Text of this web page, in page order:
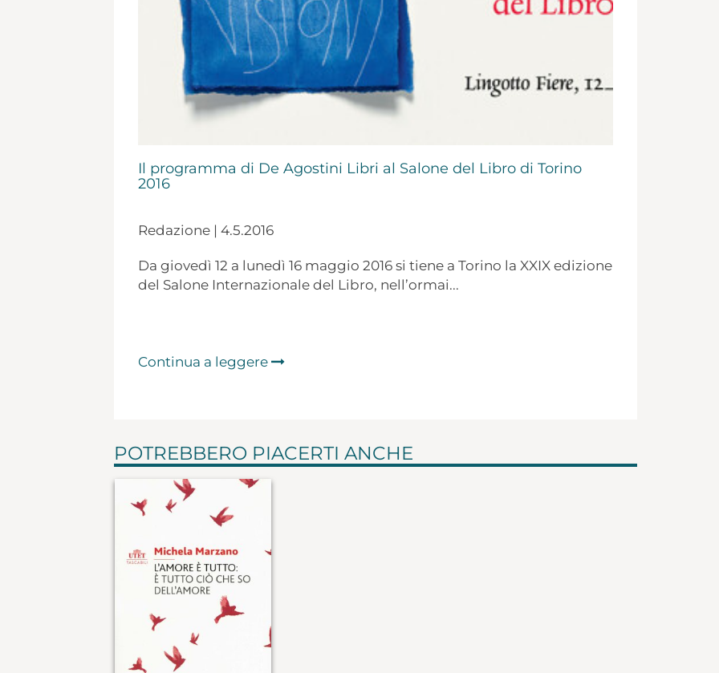
Il programma di De Agostini Libri al Salone del Libro di Torino
2016
Redazione | 4.5.2016
Da giovedì 12 a lunedì 16 maggio 2016 si tiene a Torino la XXIX edizione
del Salone Internazionale del Libro, nell’ormai...
Continua a leggere
POTREBBERO PIACERTI ANCHE